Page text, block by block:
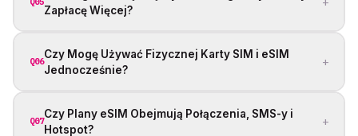
Zapłacę Więcej?
Q06
Czy Mogę Używać Fizycznej Karty SIM i eSIM
Jednocześnie?
+
Q07
Czy Plany eSIM Obejmują Połączenia, SMS-y i
Hotspot?
+